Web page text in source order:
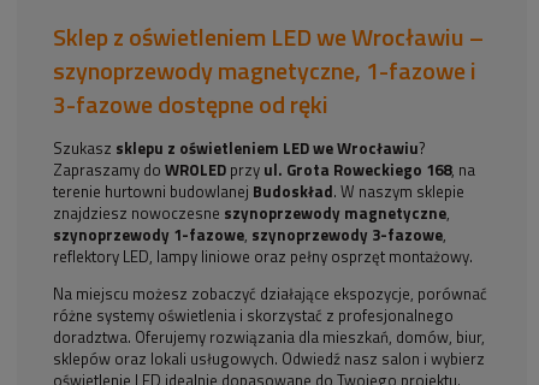
Sklep z oświetleniem LED we Wrocławiu –
szynoprzewody magnetyczne, 1-fazowe i
3-fazowe dostępne od ręki
Szukasz sklepu z oświetleniem LED we Wrocławiu?
Zapraszamy doWROLED przy ul. Grota Roweckiego 168, na
terenie hurtowni budowlanej Budoskład. W naszym sklepie
znajdziesz nowoczesne szynoprzewody magnetyczne,
szynoprzewody 1-fazowe, szynoprzewody 3-fazowe,
reflektory LED, lampy liniowe oraz pełny osprzęt montażowy.
Na miejscu możesz zobaczyć działające ekspozycje, porównać
różne systemy oświetlenia i skorzystać z profesjonalnego
doradztwa. Oferujemy rozwiązania dla mieszkań, domów, biur,
sklepów oraz lokali usługowych. Odwiedź nasz salon i wybierz